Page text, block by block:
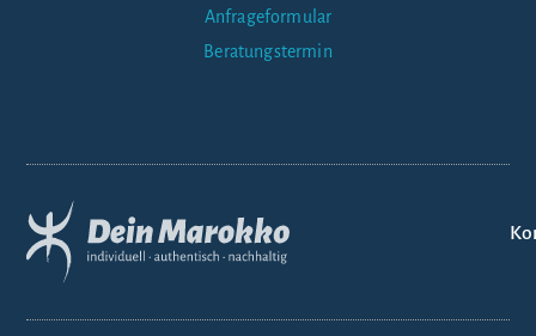
Anfrageformular
Beratungstermin